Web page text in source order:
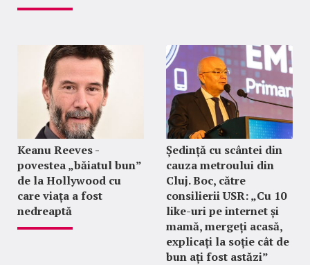
Keanu Reeves -
povestea „băiatul bun”
de la Hollywood cu
care viața a fost
nedreaptă
Ședință cu scântei din
cauza metroului din
Cluj. Boc, către
consilierii USR: „Cu 10
like-uri pe internet și
mamă, mergeți acasă,
explicați la soție cât de
bun ați fost astăzi”